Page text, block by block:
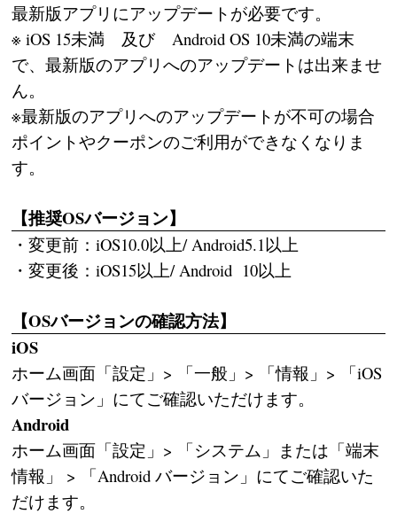
最新版アプリにアップデートが必要です。
※ iOS 15未満 及び Android OS 10未満の端末
で、最新版のアプリへのアップデートは出来ませ
ん。
※最新版のアプリへのアップデートが不可の場合
ポイントやクーポンのご利用ができなくなりま
す。
【推奨OSバージョン】
・変更前：iOS10.0以上/ Android5.1以上
・変更後：iOS15以上/ Android 10以上
【OSバージョンの確認方法】
iOS
ホーム画面「設定」> 「一般」> 「情報」> 「iOS
バージョン」にてご確認いただけます。
Android
ホーム画面「設定」> 「システム」または「端末
情報」 > 「Android バージョン」にてご確認いた
だけます。